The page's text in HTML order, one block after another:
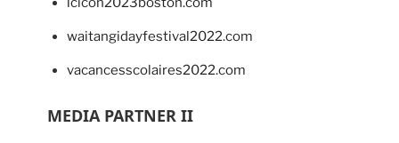
waitangidayfestival2022.com
vacancesscolaires2022.com
MEDIA PARTNER II